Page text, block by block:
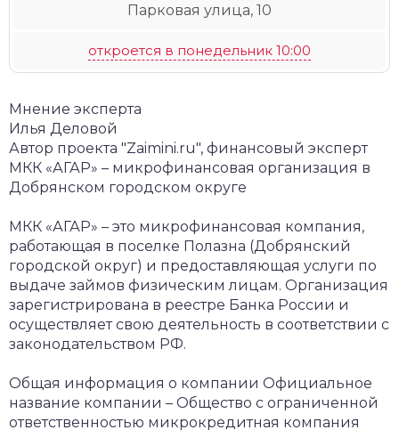
Парковая улица, 10
откроется в понедельник 10:00
Мнение эксперта
Илья Деловой
Автор проекта "Zaimini.ru", финансовый эксперт
МКК «АГАР» – микрофинансовая организация в
Добрянском городском округе
МКК «АГАР» – это микрофинансовая компания,
работающая в поселке Полазна (Добрянский
городской округ) и предоставляющая услуги по
выдаче займов физическим лицам. Организация
зарегистрирована в реестре Банка России и
осуществляет свою деятельность в соответствии с
законодательством РФ.
Общая информация о компании Официальное
название компании – Общество с ограниченной
ответственностью микрокредитная компания